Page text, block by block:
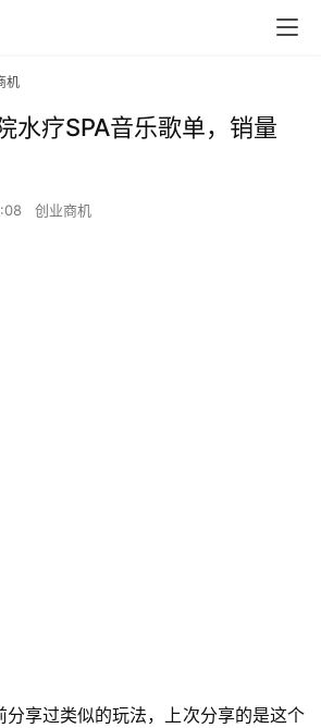
机
水疗SPA音乐歌单，销量
创业商机
分享过类似的玩法，上次分享的是这个